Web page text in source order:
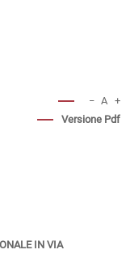
− A +
Versione Pdf
IN VIA